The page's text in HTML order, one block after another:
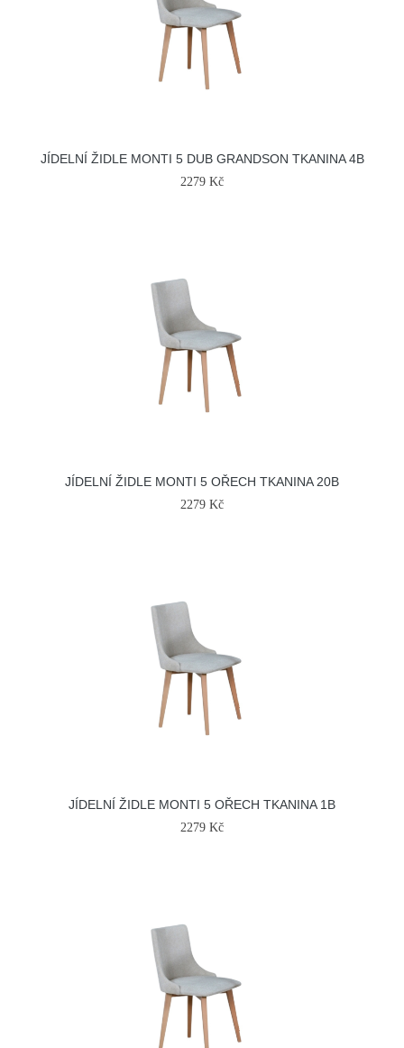
JÍDELNÍ ŽIDLE MONTI 5 DUB GRANDSON TKANINA 4B
2279 Kč
JÍDELNÍ ŽIDLE MONTI 5 OŘECH TKANINA 20B
2279 Kč
JÍDELNÍ ŽIDLE MONTI 5 OŘECH TKANINA 1B
2279 Kč